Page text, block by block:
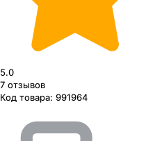
5.0
7 отзывов
Код товара: 991964